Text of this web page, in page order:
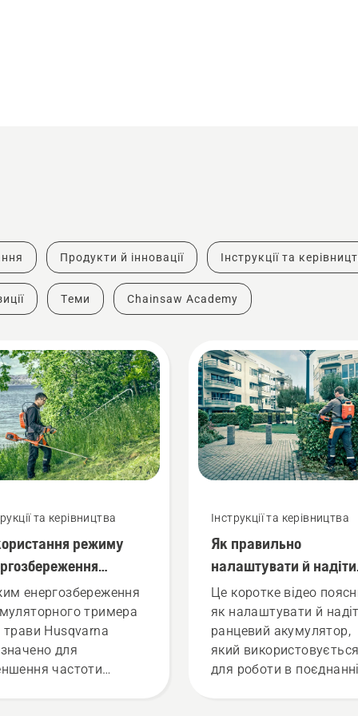
Продукти й інновації Інструкції та
Теми Chainsaw Academy
та керівництва
режиму
тримера
трави
енергозбереження
тримера
трави Husqvarna
для
частоти
Інструкції та керівництва
Як правильно
налаштувати й надіти
ранець з
Це коротке відео
як налаштувати й
ранцевий акумулятор,
який використовується
для роботи в